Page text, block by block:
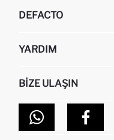
DEFACTO
HAKKIMIZDA
KURUMSAL SATIŞ
DEFACTO TEKNOLOJI
SITEMAP
YARDIM
SIPARIŞIMI NASIL TAKIP
NASIL İADE EDERIM?
GIFT CLUB SIKÇA
İŞLEM REHBERI
BIZE ULAŞIN
MAĞAZALARIMIZ
İLETIŞIM FORMU